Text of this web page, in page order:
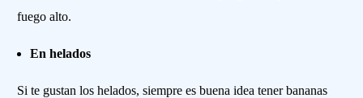
fuego alto.
En helados
Si te gustan los helados, siempre es buena idea tener bananas